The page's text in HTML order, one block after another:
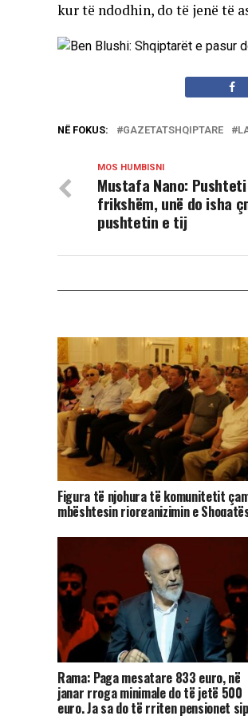
kur të ndodhin, do të jenë të
NË FOKUS: GAZETATSHQIPTARE
MOS HUMBISNI
Mustafa Nano:
frikshëm, unë do isha
pushtetin e tij
Figura të njohura të komunitetit
mbështesin riorganizimin e
Rama: Paga mesatare 833 euro, në
janar rroga minimale do të jetë 500
euro. Ja sa do të rriten pensionet